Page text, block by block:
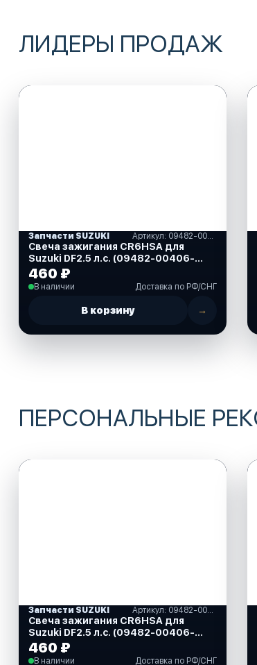
ЛИДЕРЫ ПРОДАЖ
Запчасти SUZUKI Артикул: 09482-00406-000
Свеча зажигания CR6HSA для
Suzuki DF2.5 л.с. (09482-00406-
000)
460 ₽
В наличии Доставка по РФ/СНГ
В корзину →
ПЕРСОНАЛЬНЫЕ
Запчасти SUZUKI Артикул: 09482-00406-000
Свеча зажигания CR6HSA для
Suzuki DF2.5 л.с. (09482-00406-
000)
460 ₽
В наличии Доставка по РФ/СНГ